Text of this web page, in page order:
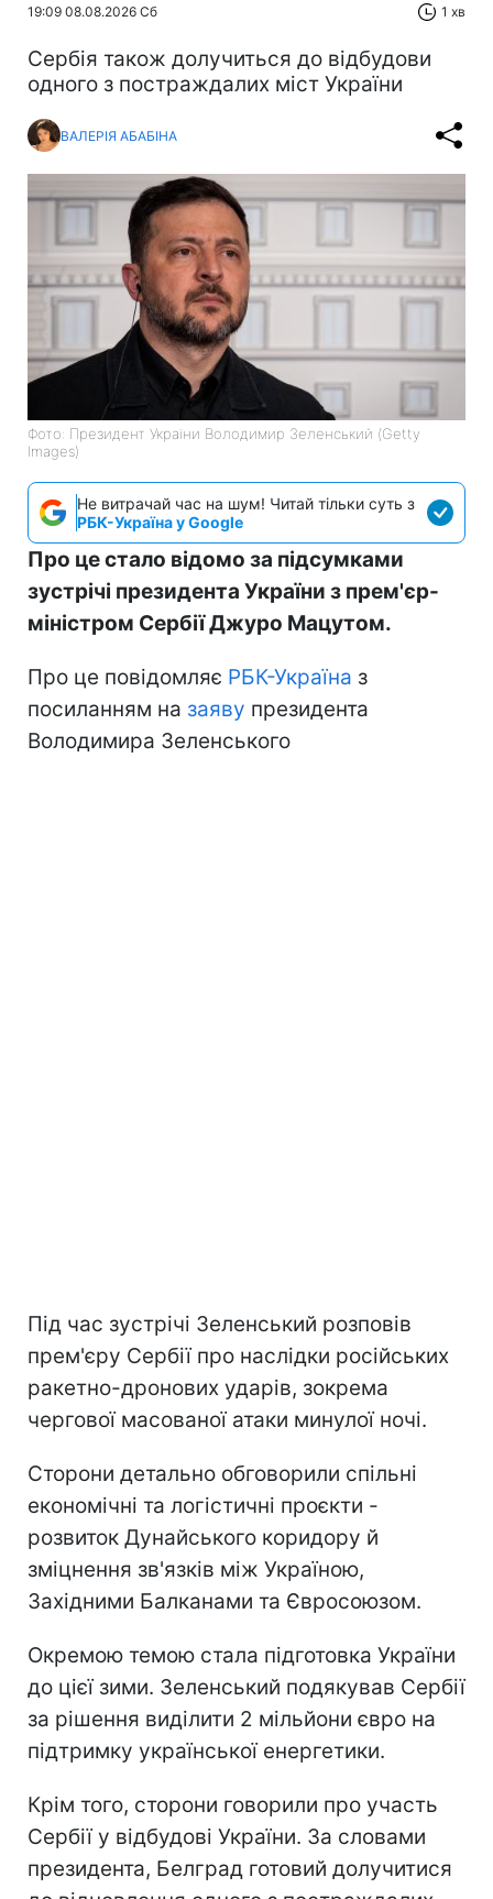
19:09 08.08.2026 Сб 1 хв
Сербія також долучиться до відбудови
одного з постраждалих міст України
ВАЛЕРІЯ АБАБІНА
Фото: Президент України Володимир Зеленський (Getty
Images)
Не витрачай час на шум! Читай тільки суть з
РБК-Україна у Google
Про це стало відомо за підсумками
зустрічі президента України з прем'єр-
міністром Сербії Джуро Мацутом.
Про це повідомляє РБК-Україна з
посиланням на заяву президента
Володимира Зеленського
Під час зустрічі Зеленський розповів
прем'єру Сербії про наслідки російських
ракетно-дронових ударів, зокрема
чергової масованої атаки минулої ночі.
Сторони детально обговорили спільні
економічні та логістичні проєкти -
розвиток Дунайського коридору й
зміцнення зв'язків між Україною,
Західними Балканами та Євросоюзом.
Окремою темою стала підготовка України
до цієї зими. Зеленський подякував Сербії
за рішення виділити 2 мільйони євро на
підтримку української енергетики.
Крім того, сторони говорили про участь
Сербії у відбудові України. За словами
президента, Белград готовий долучитися